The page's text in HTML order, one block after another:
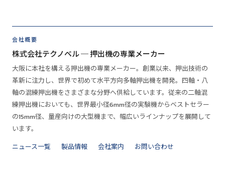
会社概要
株式会社テクノベル ─ 押出機の専業メーカー
大阪に本社を構える押出機の専業メーカー。創業以来、押出技術の
革新に注力し、世界で初めて水平方向多軸押出機を開発。四軸・八
軸の混練押出機をさまざまな分野へ供給しています。従来の二軸混
練押出機においても、世界最小径6mm径の実験機からベストセラー
の15mm径、量産向けの大型機まで、幅広いラインナップを展開して
います。
ニュース一覧
製品情報 会社案内 お問い合わせ